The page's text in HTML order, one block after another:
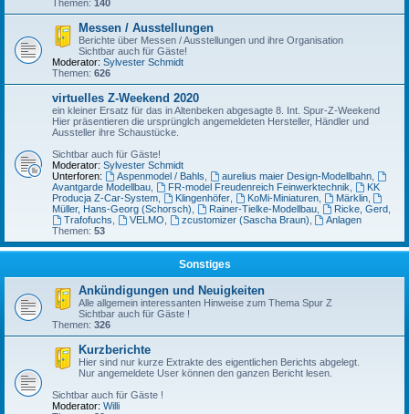
Themen: 140
Messen / Ausstellungen
Berichte über Messen / Ausstellungen und ihre Organisation
Sichtbar auch für Gäste!
Moderator: Sylvester Schmidt
Themen: 626
virtuelles Z-Weekend 2020
ein kleiner Ersatz für das in Altenbeken abgesagte 8. Int. Spur-Z-Weekend
Hier präsentieren die ursprünglch angemeldeten Hersteller, Händler und
Aussteller ihre Schaustücke.
Sichtbar auch für Gäste!
Moderator: Sylvester Schmidt
Unterforen:
Aspenmodel / Bahls aurelius maier Design-Modellbahn,
Avantgarde Modellbau
FR-model Freudenreich Feinwerktechnik
KK
Producja Z-Car-System
Klingenhöfer, KoMi-Miniaturen, Märklin,
Müller, Hans-Georg (Schorsch)
Rainer-Tielke-Modellbau, Ricke, Gerd,
Trafofuchs
VELMO zcustomizer (Sascha Braun)
Anlagen
Themen: 53
Sonstiges
Ankündigungen und Neuigkeiten
Alle allgemein interessanten Hinweise zum Thema Spur Z
Sichtbar auch für Gäste !
Themen: 326
Kurzberichte
Hier sind nur kurze Extrakte des eigentlichen Berichts abgelegt.
Nur angemeldete User können den ganzen Bericht lesen.
Sichtbar auch für Gäste !
Moderator: Willi